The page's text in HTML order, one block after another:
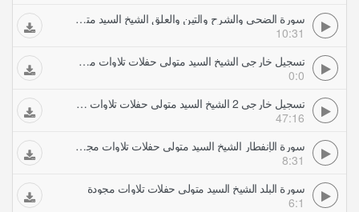
سورة الضحى والشرح والتين والعلق الشيخ السيد متولي حفلات تلاوات مجودة
10:31
تسجيل خارجي الشيخ السيد متولي حفلات تلاوات مجودة
0:0
تسجيل خارجي 2 الشيخ السيد متولي حفلات تلاوات مجودة
47:16
سورة الإنفطار الشيخ السيد متولي حفلات تلاوات مجودة
8:31
سورة البلد الشيخ السيد متولي حفلات تلاوات مجودة
6:1